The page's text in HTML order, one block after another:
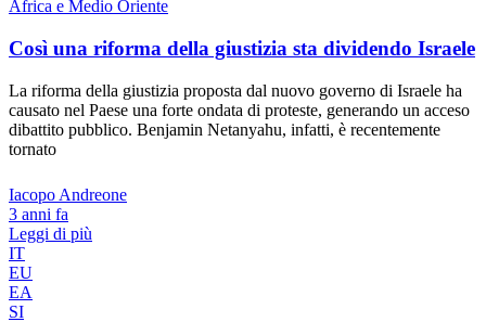
Africa e Medio Oriente
Così una riforma della giustizia sta dividendo Israele
La riforma della giustizia proposta dal nuovo governo di Israele ha
causato nel Paese una forte ondata di proteste, generando un acceso
dibattito pubblico. Benjamin Netanyahu, infatti, è recentemente
tornato
Iacopo Andreone
3 anni fa
Leggi di più
IT
EU
EA
SI